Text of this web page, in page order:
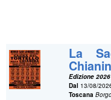
La
Edizione 2026
Dal 13/08/
Toscana